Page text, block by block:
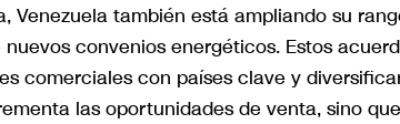
Venezuela también está ampliando su
convenios energéticos. Estos
comerciales con países clave y
las oportunidades de venta, sino